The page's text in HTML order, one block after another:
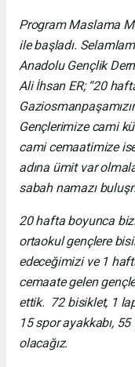
Program Maslama
ile başladı.
Anadolu Gençlik
Ali İhsan ER;“20
Gençlerimize cami
cami cemaatimize
adına ümit var
sabah namazı
20 hafta boyunca
ortaokul gençlere
edeceğimizi ve 1
cemaate gelen
ettik. 72 bisiklet, 1
15 spor ayakkabı,
olacağız.